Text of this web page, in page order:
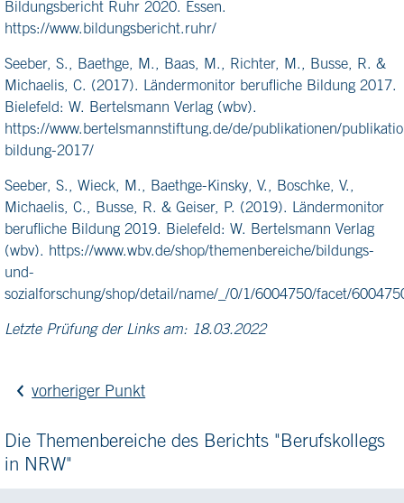
Bildungsbericht Ruhr 2020. Essen.
https://www.bildungsbericht.ruhr/
Seeber, S., Baethge, M., Baas, M., Richter, M., Busse, R. &
Michaelis, C. (2017). Ländermonitor berufliche Bildung 2017.
Bielefeld: W. Bertelsmann Verlag (wbv).
https://www.bertelsmannstiftung.de/de/publikationen/
bildung-2017/
Seeber, S., Wieck, M., Baethge-Kinsky, V., Boschke, V.,
Michaelis, C., Busse, R. & Geiser, P. (2019). Ländermonitor
berufliche Bildung 2019. Bielefeld: W. Bertelsmann Verlag
(wbv). https://www.wbv.de/shop/themenbereiche/bildungs-
und-
sozialforschung/shop/detail/name/_/0/1/6004750/facet/
Letzte Prüfung der Links am: 18.03.2022
vorheriger Punkt
Die Themenbereiche des Berichts "Berufskollegs
in NRW"